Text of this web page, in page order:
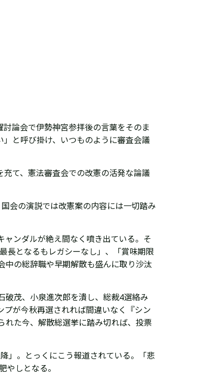
論会で伊勢神宮参拝後の言葉をそのま
と呼び掛け、いつものように審査会議
て、憲法審査会での改憲の活発な論議
会の演説では改憲案の内容には一切踏み
ャンダルが絶え間なく噴き出ている。そ
長となるもレガシーなし」、「賞味期限
中の総辞職や早期解散も盛んに取り沙汰
破茂、小泉進次郎を潰し、総裁4選絡み
が今秋再選されれば間違いなく『シン
れた今、解散総選挙に踏み切れば、投票
」。とっくにこう報道されている。「悲
やしとなる。